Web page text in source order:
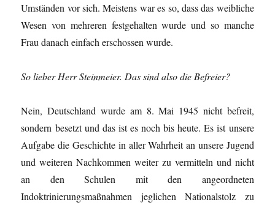
Umständen vor sich. Meistens war es so, dass das weibliche
Wesen von mehreren festgehalten wurde und so manche
Frau danach einfach erschossen wurde.
So lieber Herr Steinmeier. Das sind also die Befreier?
Nein, Deutschland wurde am 8. Mai 1945 nicht befreit,
sondern besetzt und das ist es noch bis heute. Es ist unsere
Aufgabe die Geschichte in aller Wahrheit an unsere Jugend
und weiteren Nachkommen weiter zu vermitteln und nicht
an den Schulen mit den angeordneten
Indoktrinierungsmaßnahmen jeglichen Nationalstolz zu